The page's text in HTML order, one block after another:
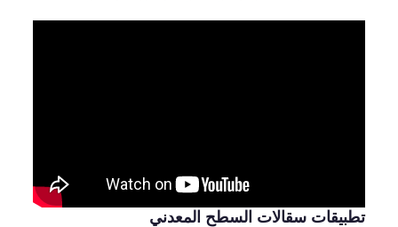
تطبيقات سقالات السطح المعدني